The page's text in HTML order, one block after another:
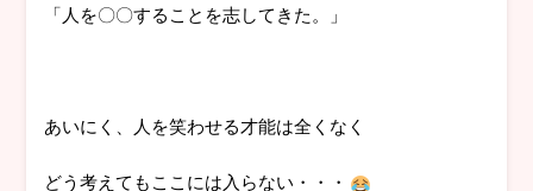
「人を〇〇することを志してきた。」
あいにく、人を笑わせる才能は全くなく
どう考えてもここには入らない・・・